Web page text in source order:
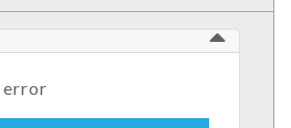
error